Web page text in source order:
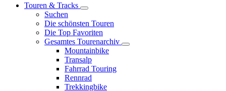
Touren & Tracks
Suchen
Die schönsten Touren
Die Top Favoriten
Gesamtes Tourenarchiv
Mountainbike
Transalp
Fahrrad Touring
Rennrad
Trekkingbike